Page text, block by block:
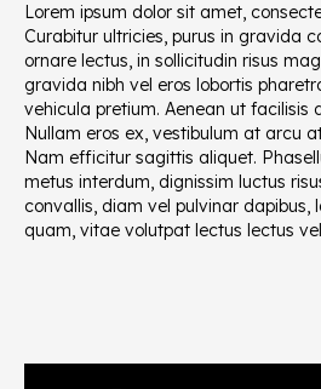
Lorem ipsum dolor sit amet,
Curabitur ultricies, purus in gravida
ornare lectus, in sollicitudin risus
gravida nibh vel eros lobortis
vehicula pretium. Aenean ut facilisis
Nullam eros ex, vestibulum at arcu
Nam efficitur sagittis aliquet.
metus interdum, dignissim luctus
convallis, diam vel pulvinar dapibus,
quam, vitae volutpat lectus lectus